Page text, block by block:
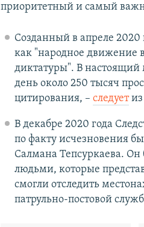
приоритетный и самый
Созданный в апреле 2020
как "народное движение
диктатуры". В настоящий
день около 250 тысяч
цитирования, – следуетиз
В декабре 2020 года
по факту исчезновения
Салмана Тепсуркаева. Он
людьми, которые
смогли отследить
патрульно-постовой